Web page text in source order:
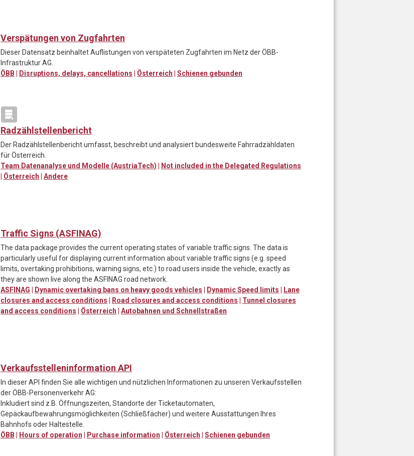
Verspätungen von Zugfahrten
Dieser Datensatz beinhaltet Auflistungen von verspäteten Zugfahrten im Netz der ÖBB-
Infrastruktur AG.
ÖBB | Disruptions, delays, cancellations | Österreich | Schienen gebunden
Radzählstellenbericht
Der Radzählstellenbericht umfasst, beschreibt und analysiert bundesweite Fahrradzähldaten
für Österreich.
Team Datenanalyse und Modelle (AustriaTech) | Not included in the Delegated Regulations
| Österreich | Andere
Traffic Signs (ASFINAG)
The data package provides the current operating states of variable traffic signs. The data is
particularly useful for displaying current information about variable traffic signs (e.g. speed
limits, overtaking prohibitions, warning signs, etc.) to road users inside the vehicle, exactly as
they are shown live along the ASFINAG road network.
ASFINAG | Dynamic overtaking bans on heavy goods vehicles | Dynamic Speed limits | Lane
closures and access conditions | Road closures and access conditions | Tunnel closures
and access conditions | Österreich | Autobahnen und Schnellstraßen
Verkaufsstelleninformation API
In dieser API finden Sie alle wichtigen und nützlichen Informationen zu unseren Verkaufsstellen
der ÖBB-Personenverkehr AG:
Inkludiert sind z.B. Öffnungszeiten, Standorte der Ticketautomaten,
Gepäckaufbewahrungsmöglichkeiten (Schließfächer) und weitere Ausstattungen Ihres
Bahnhofs oder Haltestelle.
ÖBB | Hours of operation | Purchase information | Österreich | Schienen gebunden